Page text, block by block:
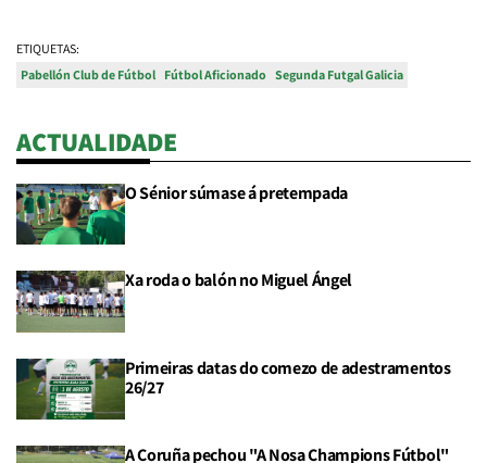
ETIQUETAS:
Pabellón Club de Fútbol Fútbol Aficionado Segunda Futgal Galicia
ACTUALIDADE
O Sénior súmase á pretempada
Xa roda o balón no Miguel Ángel
Primeiras datas do comezo de adestramentos
26/27
A Coruña pechou "A Nosa Champions Fútbol"